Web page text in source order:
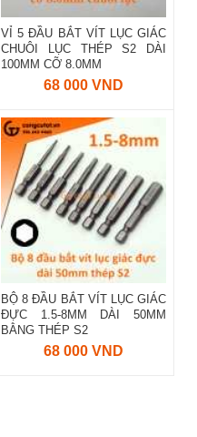
VỈ 5 ĐẦU BẮT VÍT LỤC GIÁC
CHUÔI LỤC THÉP S2 DÀI
100MM CỠ 8.0MM
68 000 VND
BỘ 8 ĐẦU BẮT VÍT LỤC GIÁC
ĐỰC 1.5-8MM DÀI 50MM
BẰNG THÉP S2
68 000 VND